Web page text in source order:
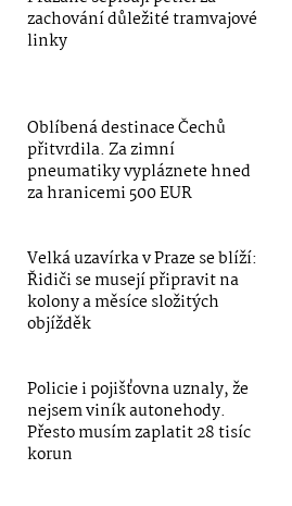
zachování důležité tramvajové
linky
Oblíbená destinace Čechů
přitvrdila. Za zimní
pneumatiky vypláznete hned
za hranicemi 500 EUR
Velká uzavírka v Praze se blíží:
Řidiči se musejí připravit na
kolony a měsíce složitých
objížděk
Policie i pojišťovna uznaly, že
nejsem viník autonehody.
Přesto musím zaplatit 28 tisíc
korun